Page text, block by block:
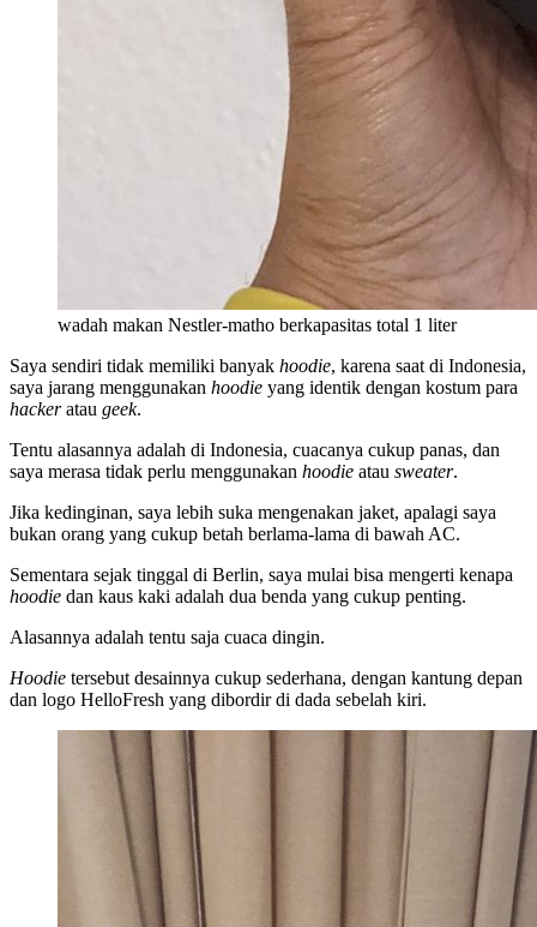
wadah makan Nestler-matho berkapasitas total 1 liter
Saya sendiri tidak memiliki banyak hoodie, karena saat di Indonesia,
saya jarang menggunakan hoodie yang identik dengan kostum para
hackeratau geek.
Tentu alasannya adalah di Indonesia, cuacanya cukup panas, dan
saya merasa tidak perlu menggunakan hoodie atau sweater.
Jika kedinginan, saya lebih suka mengenakan jaket, apalagi saya
bukan orang yang cukup betah berlama-lama di bawah AC.
Sementara sejak tinggal di Berlin, saya mulai bisa mengerti kenapa
hoodie dan kaus kaki adalah dua benda yang cukup penting.
Alasannya adalah tentu saja cuaca dingin.
Hoodie tersebut desainnya cukup sederhana, dengan kantung depan
dan logo HelloFresh yang dibordir di dada sebelah kiri.